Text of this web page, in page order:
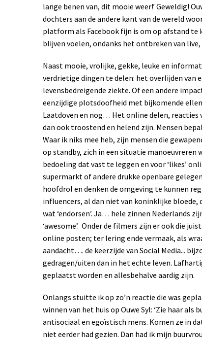
lange benen van, dit mooie weer!’ Geweldig!
dochters aan de andere kant van de wereld
platform als Facebook fijn is om op afstand te
blijven voelen, ondanks het ontbreken van
Naast mooie, vrolijke, gekke, leuke en
verdrietige dingen te delen: het overlijden van
levensbedreigende ziekte. Of een andere
eenzijdige plotsdoofheid met bijkomende
Laatdoven en nog… Het online delen,
dan ook troostend en helend zijn. Mensen
Waar ik niks mee heb, zijn mensen die
op standby, zich in een situatie manoeuvreren
bedoeling dat vast te leggen en voor ‘likes’
supermarkt of andere drukke openbare
hoofdrol en denken de omgeving te kunnen
influencers, al dan niet van koninklijke
wat ‘endorsen’. Ja… hele zinnen Nederlands
‘awesome’. Onder de filmers zijn er ook die
online posten; ter lering ende vermaak, als
aandacht…. de keerzijde van Social Media...
gedragen/uiten dan in het echte leven.
geplaatst worden en allesbehalve aardig zijn.
Onlangs stuitte ik op zo’n reactie die was
winnen van het huis op Ouwe Syl: ‘Zie haar
antisociaal en egoïstisch mens. Komen ze in
niet eerder had gezien. Dan had ik mijn